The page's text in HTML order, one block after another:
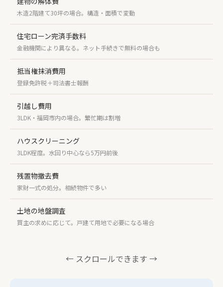
木造2階建て30坪の場合。構造・面積で変動
住宅ローン完済手数料
金融機関により異なる。ネット手続きで無料の場合も
抵当権抹消費用
登録免許税＋司法書士報酬
引越し費用
3LDK・福岡市内の場合。繁忙期は割増
ハウスクリーニング
3LDK程度。水回り中心なら5万円前後
残置物撤去費
家財一式の処分。相続物件で多い
土地の地盤調査
買主の求めに応じて。戸建て用地で必要になる場合
← スクロールできます →